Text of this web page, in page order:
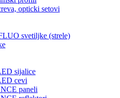
opticki setovi
svetiljke (strele)
sijalice
cevi
paneli